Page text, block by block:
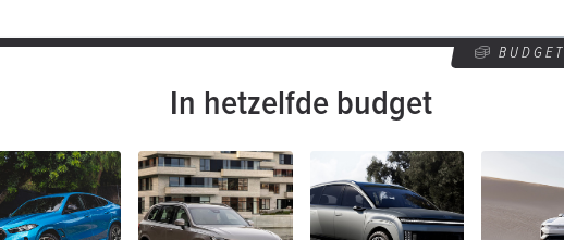
BUDGET
In hetzelfde budget